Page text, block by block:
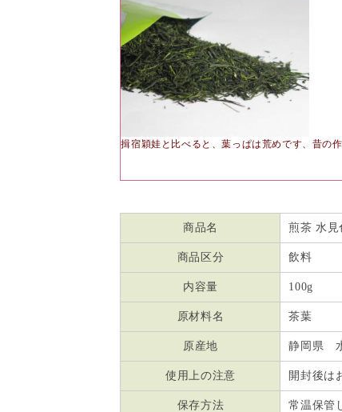
揖宿穎娃と比べると、葉っぱは荒めです、昔の
商品名 煎茶 水見
商品区分 飲料
内容量 100g
原材料名 茶葉
原産地 静岡県
使用上の注意 開封後は
保存方法 常温保管